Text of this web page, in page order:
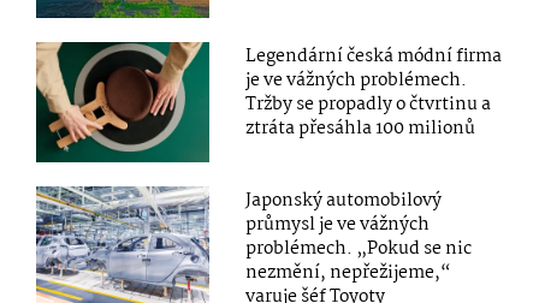
Legendární česká módní firma
je ve vážných problémech.
Tržby se propadly o čtvrtinu a
ztráta přesáhla 100 milionů
Japonský automobilový
průmysl je ve vážných
problémech. „Pokud se nic
nezmění, nepřežijeme,“
varuje šéf Toyoty